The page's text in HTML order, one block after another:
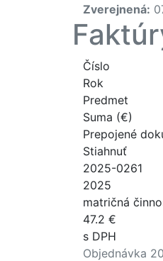
Zverejnená:
Číslo
Rok
Predmet
Suma (€)
Prepojené
Stiahnuť
2025-0261
2025
matričná
47.2 €
s DPH
Objednávka